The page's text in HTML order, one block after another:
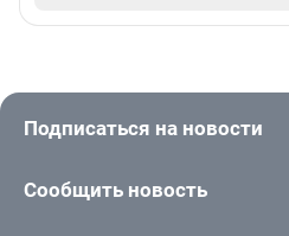
Подписаться на новости
Сообщить новость